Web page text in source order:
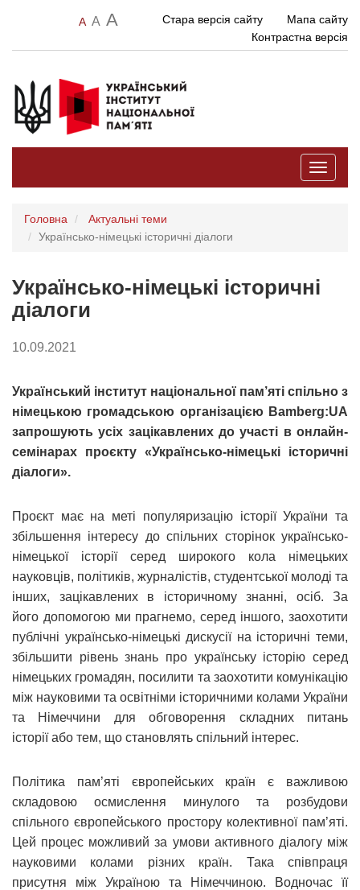
A A A Стара версія сайту
Мапа сайту
Контрастна версія
Toggle
Головна
Актуальні теми
Українсько-німецькі історичні діалоги
Українсько-німецькі історичні
діалоги
10.09.2021
Український інститут національної пам’яті спільно з
німецькою громадською організацією Bamberg:UA
запрошують усіх зацікавлених до участі в онлайн-
семінарах проєкту «Українсько-німецькі історичні
діалоги».
Проєкт має на меті популяризацію історії України та
збільшення інтересу до спільних сторінок українсько-
німецької історії серед широкого кола німецьких
науковців, політиків, журналістів, студентської молоді та
інших, зацікавлених в історичному знанні, осіб. За
його допомогою ми прагнемо, серед іншого, заохотити
публічні українсько-німецькі дискусії на історичні теми,
збільшити рівень знань про українську історію серед
німецьких громадян, посилити та заохотити комунікацію
між науковими та освітніми історичними колами України
та Німеччини для обговорення складних питань
історії або тем, що становлять спільний інтерес.
Політика пам’яті європейських країн є важливою
складовою осмислення минулого та розбудови
спільного європейського простору колективної пам’яті.
Цей процес можливий за умови активного діалогу між
науковими колами різних країн. Така співпраця
присутня між Україною та Німеччиною. Водночас її